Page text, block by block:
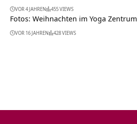
VOR 4 JAHREN 455 VIEWS
Fotos: Weihnachten im Yoga Zentrum
VOR 16 JAHREN 428 VIEWS